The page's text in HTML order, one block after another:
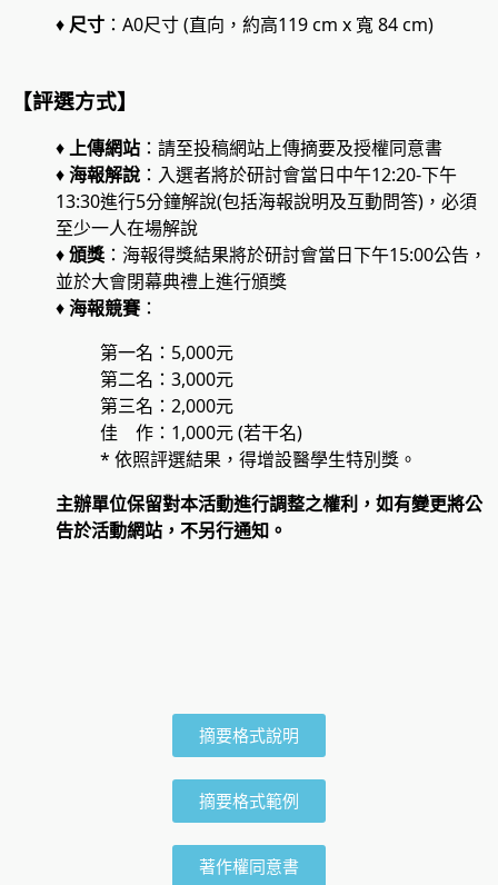
♦ 尺寸 ：A0尺寸 (直向，約高119 cm x 寬 84 cm)
【評選方式】
♦上傳網站 ：請至投稿網站上傳摘要及授權同意書
♦海報解說 ：入選者將於研討會當日中午12:20-下午
13:30進行5分鐘解說(包括海報說明及互動問答)，必須
至少一人在場解說
♦頒獎 ：海報得獎結果將於研討會當日下午15:00公告，
並於大會閉幕典禮上進行頒獎
♦海報競賽 ：
第一名：5,000元
第二名：3,000元
第三名：2,000元
佳 作：1,000元 (若干名)
* 依照評選結果，得增設醫學生特別獎。
主辦單位保留對本活動進行調整之權利，如有變更將公
告於活動網站，不另行通知。
摘要格式說明
摘要格式範例
著作權同意書